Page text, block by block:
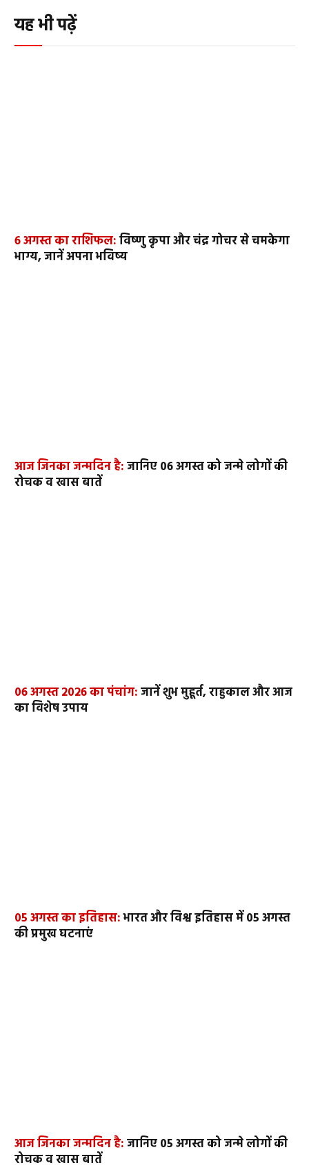
यह भी पढ़ें
6 अगस्त का राशिफल:विष्णु कृपा और चंद्र गोचर से चमकेगा
भाग्य, जानें अपना भविष्य
आज जिनका जन्मदिन है:जानिए 06 अगस्त को जन्मे लोगों की
रोचक व खास बातें
06 अगस्त 2026 का पंचांग:जानें शुभ मुहूर्त, राहुकाल और आज
का विशेष उपाय
05 अगस्त का इतिहास:भारत और विश्व इतिहास में 05 अगस्त
की प्रमुख घटनाएं
आज जिनका जन्मदिन है:जानिए 05 अगस्त को जन्मे लोगों की
रोचक व खास बातें